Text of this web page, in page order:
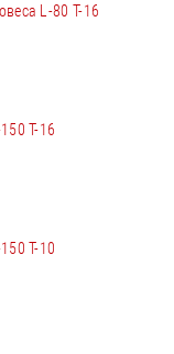
L-80 T-16
Т-16
Т-10